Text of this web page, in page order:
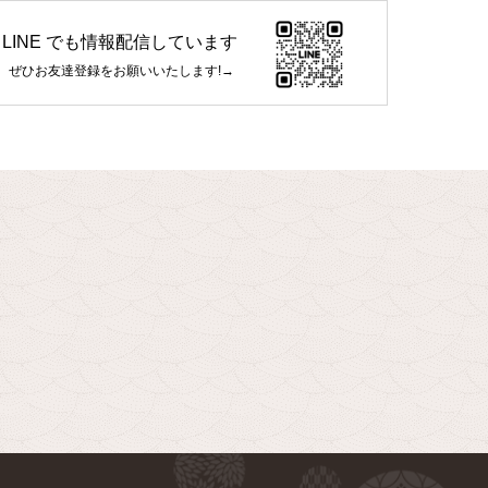
LINE でも情報配信しています
ぜひお友達登録をお願いいたします!→